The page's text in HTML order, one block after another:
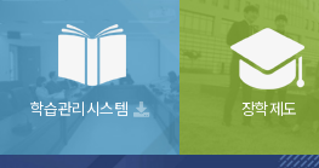
학습관리시스템 장학제도